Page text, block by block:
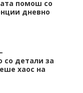
помош со
дневно
со детали за
хаос на